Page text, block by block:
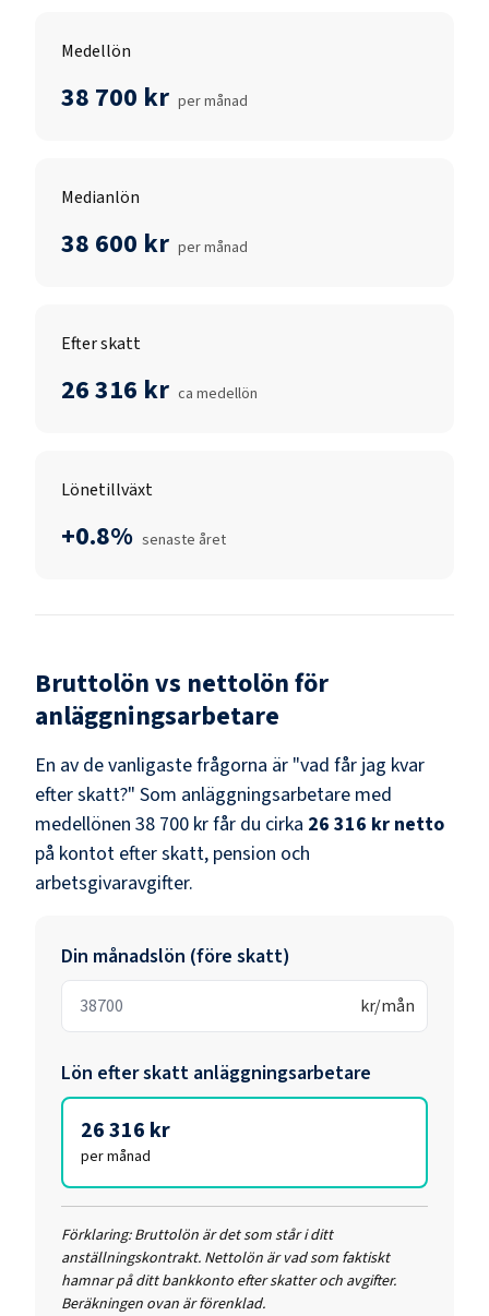
Medellön
38 700 kr per månad
Medianlön
38 600 kr per månad
Efter skatt
26 316 kr ca medellön
Lönetillväxt
+0.8% senaste året
Bruttolön vs nettolön för
anläggningsarbetare
En av de vanligaste frågorna är "vad får jag kvar
efter skatt?" Som anläggningsarbetare med
medellönen 38 700 krfår du cirka 26 316 kr netto
på kontot efter skatt, pension och
arbetsgivaravgifter.
Din månadslön (före skatt)
kr/mån
Lön efter skatt anläggningsarbetare
26 316 kr
per månad
Förklaring: Bruttolön är det som står i ditt
anställningskontrakt. Nettolön är vad som faktiskt
hamnar på ditt bankkonto efter skatter och avgifter.
Beräkningen ovan är förenklad.